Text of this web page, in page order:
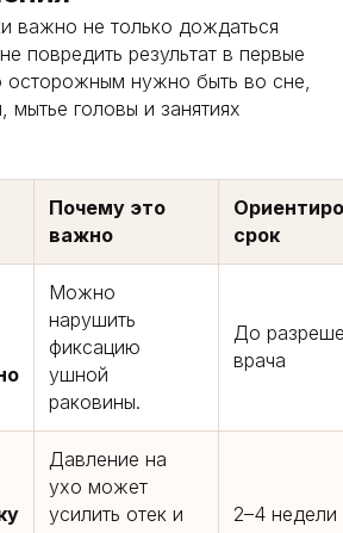
важно не только дождаться
повредить результат в первые
осторожным нужно быть во сне,
мытье головы и занятиях
Почему это
важно
срок
Можно
нарушить
фиксацию
ушной
раковины.
До
врача
Давление на
ухо может
усилить отек и
2–4 недели